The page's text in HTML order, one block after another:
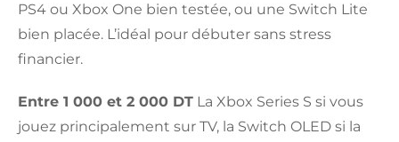
PS4 ou Xbox One bien testée, ou une Switch Lite
bien placée. L’idéal pour débuter sans stress
financier.
Entre 1 000 et 2 000 DT La Xbox Series S si vous
jouez principalement sur TV, la Switch OLED si la